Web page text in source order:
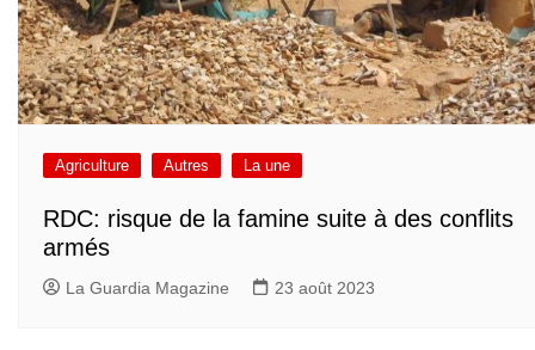
Agriculture Autres La une
RDC: risque de la famine suite à des conflits
armés
La Guardia Magazine 23 août 2023